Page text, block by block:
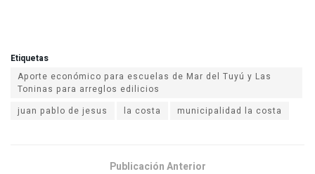
Etiquetas
Aporte económico para escuelas de Mar del Tuyú y Las
juan pablo de jesus
la costa municipalidad la costa
Publicación Anterior